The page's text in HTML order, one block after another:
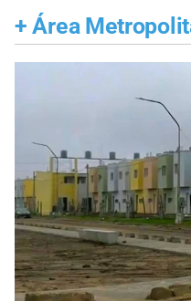
+ Área